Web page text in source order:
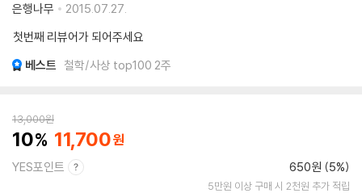
은행나무
2015.07.27.
첫번째 리뷰어가 되어주세요
베스트 철학/사상 top100 2주
13,000원
10 11,700
YES포인트 650원 (5%)
5만원 이상 구매 시 2천원 추가 적립